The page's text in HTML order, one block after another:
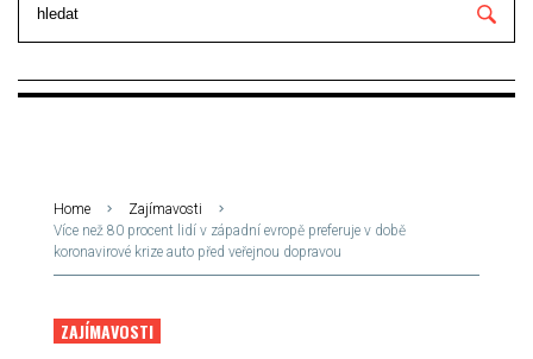
Home
Zajímavosti
Více než 80 procent lidí v západní evropě preferuje v době
koronavirové krize auto před veřejnou dopravou
ZAJÍMAVOSTI